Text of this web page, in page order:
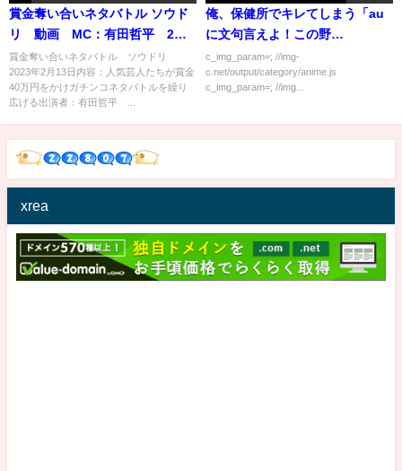
賞金奪い合いネタバトル ソウド
リ 動画 MC：有田哲平 2月
13日
賞金奪い合いネタバトル ソウドリ
2023年2月13日内容：人気芸人たちが賞金
40万円をかけガチンコネタバトルを繰り
広げる出演者：有田哲平 ...
俺、保健所でキレてしまう「au
に文句言えよ！この野
郎！！！！！」
c_img_param=; //img-
c.net/output/category/anime.js
c_img_param=; //img...
xrea